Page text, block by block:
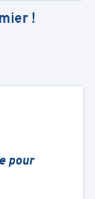
!
pour